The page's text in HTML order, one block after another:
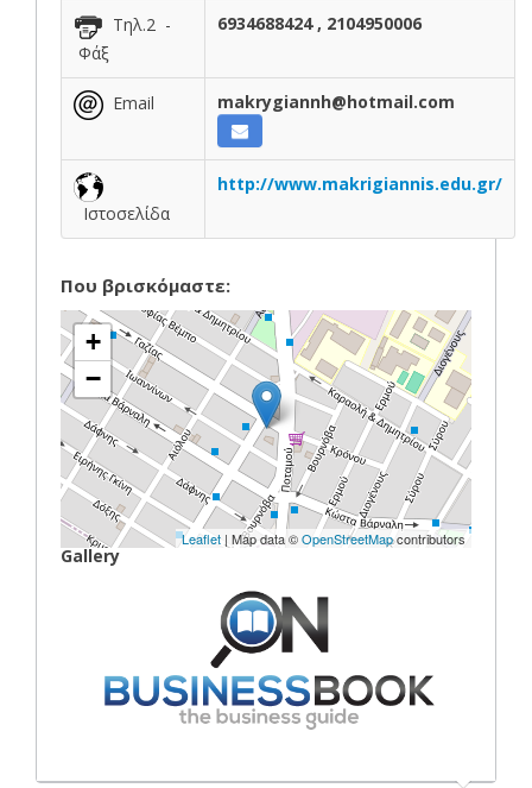
Τηλ.2 -
Φάξ
6934688424 , 2104950006
Email makrygiannh@hotmail.com
Ιστοσελίδα
http://www.makrigiannis.edu.gr/
Που βρισκόμαστε:
+
−
Leaflet | Map data ©OpenStreetMapcontributors
Gallery